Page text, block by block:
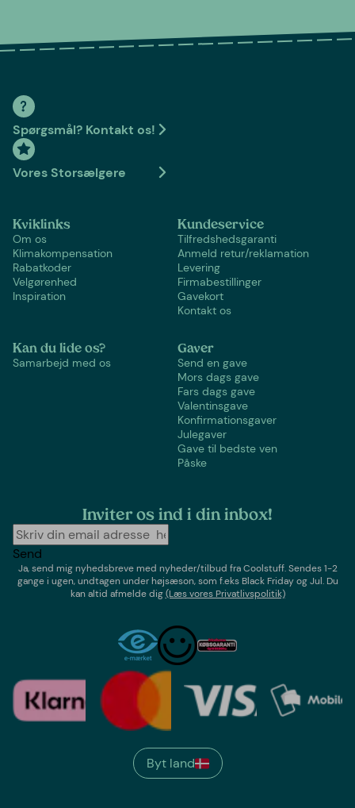
Spørgsmål? Kontakt os!
Vores Storsælgere
Kviklinks
Om os
Klimakompensation
Rabatkoder
Velgørenhed
Inspiration
Kundeservice
Tilfredshedsgaranti
Anmeld retur/reklamation
Levering
Firmabestillinger
Gavekort
Kontakt os
Kan du lide os?
Samarbejd med os
Gaver
Send en gave
Mors dags gave
Fars dags gave
Valentinsgave
Konfirmationsgaver
Julegaver
Gave til bedste ven
Påske
Inviter os ind i din inbox!
Send
Ja, send mig nyhedsbreve med nyheder/tilbud fraCoolstuff. Sendes 1-2
gange i ugen,undtagen under højsæson, som f.eks Black Friday og Jul. Du
kan altid afmelde dig(Læs vores Privatlivspolitik)
Byt land